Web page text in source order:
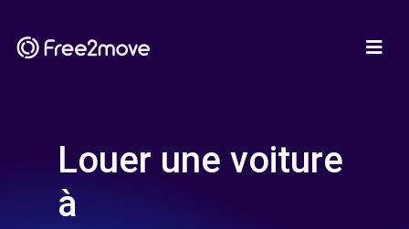
Louer une voiture
à